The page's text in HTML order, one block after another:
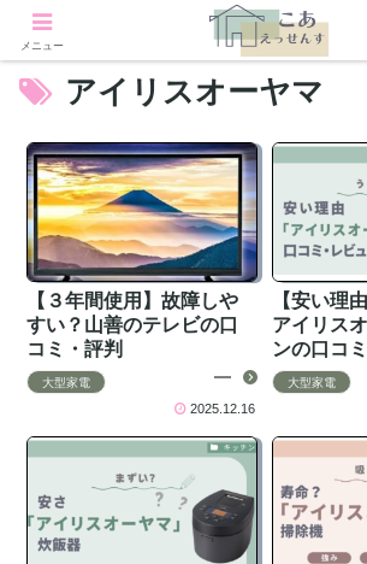
アイリスオーヤマ
【３年間使用】故障しや
すい？山善のテレビの口
コミ・評判
大型家電
2025.12.16
【安い理
アイリス
ンの口コ
大型家電
メニュー